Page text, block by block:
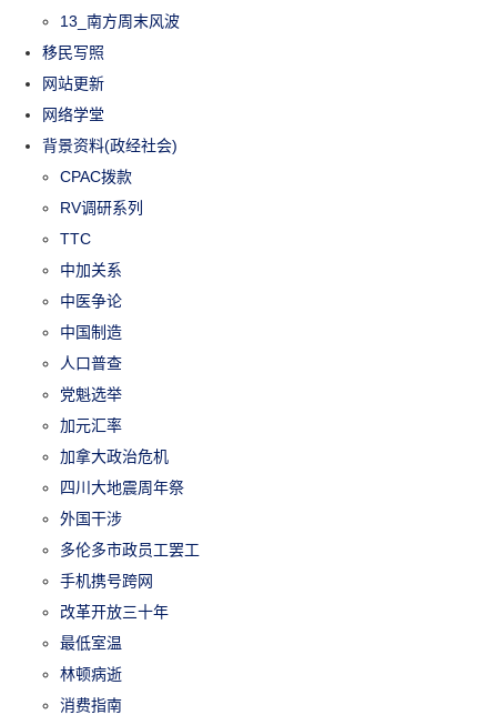
13_南方周末风波
移民写照
网站更新
网络学堂
背景资料(政经社会)
CPAC拨款
RV调研系列
TTC
中加关系
中医争论
中国制造
人口普查
党魁选举
加元汇率
加拿大政治危机
四川大地震周年祭
外国干涉
多伦多市政员工罢工
手机携号跨网
改革开放三十年
最低室温
林顿病逝
消费指南